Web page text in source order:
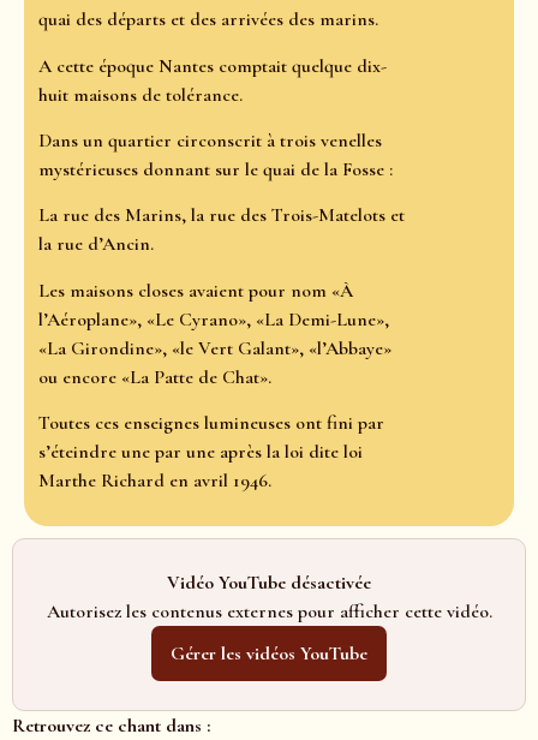
quai des départs et des arrivées des marins.
A cette époque Nantes comptait quelque dix-
huit maisons de tolérance.
Dans un quartier circonscrit à trois venelles
mystérieuses donnant sur le quai de la Fosse :
La rue des Marins, la rue des Trois-Matelots et
la rue d’Ancin.
Les maisons closes avaient pour nom «À
l’Aéroplane», «Le Cyrano», «La Demi-Lune»,
«La Girondine», «le Vert Galant», «l’Abbaye»
ou encore «La Patte de Chat».
Toutes ces enseignes lumineuses ont fini par
s’éteindre une par une après la loi dite loi
Marthe Richard en avril 1946.
Vidéo YouTube désactivée
Autorisez les contenus externes pour afficher cette vidéo.
Gérer les vidéos YouTube
Retrouvez ce chant dans :